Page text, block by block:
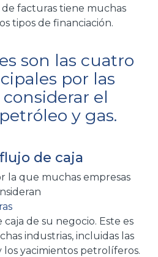
facturas tiene muchas
tipos de financiación.
son las cuatro
por las
el
y gas.
de caja
la que muchas empresas
de su negocio. Este es
industrias, incluidas las
los yacimientos petrolíferos.